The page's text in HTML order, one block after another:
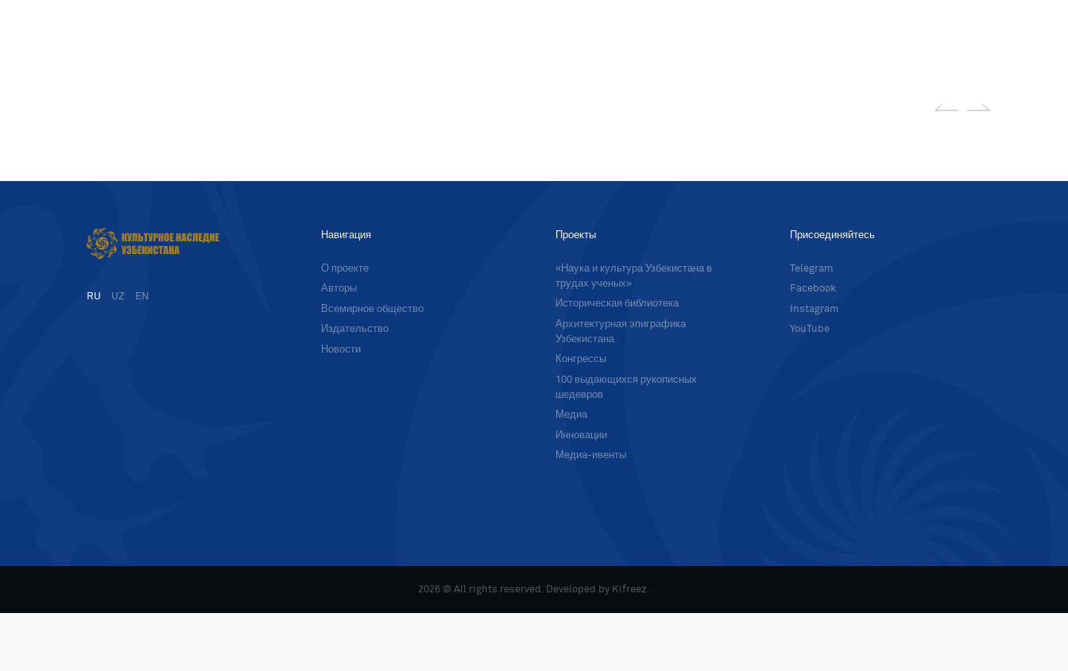
RU UZ EN
Навигация
О проекте
Авторы
Всемирное общество
Издательство
Новости
Проекты
«Наука и культура Узбекистана в
трудах ученых»
Историческая библиотека
Архитектурная эпиграфика
Узбекистана
Конгрессы
100 выдающихся рукописных
шедевров
Медиа
Инновации
Медиа-ивенты
Присоединяйтесь
Telegram
Facebook
Instagram
YouTube
2026 © All rights reserved. Developed by Kifreez.